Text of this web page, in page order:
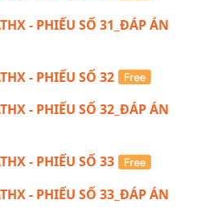
- PHIẾU SỐ 31_ĐÁP ÁN
- PHIẾU SỐ 32
- PHIẾU SỐ 32_ĐÁP ÁN
- PHIẾU SỐ 33
- PHIẾU SỐ 33_ĐÁP ÁN